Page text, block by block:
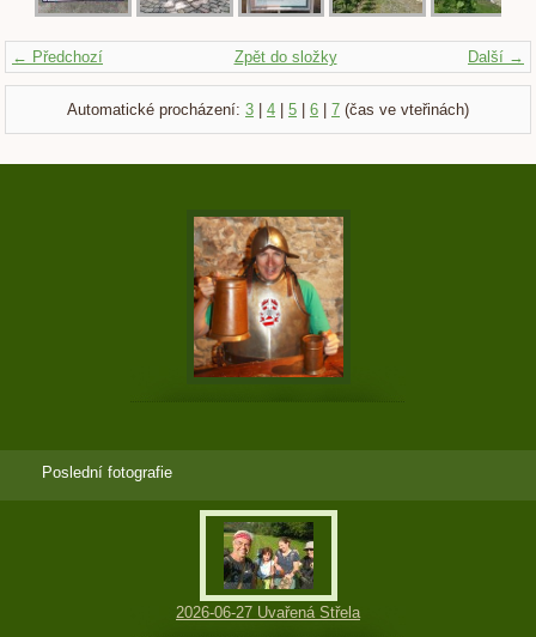
← Předchozí Další →
Zpět do složky
Automatické procházení: 3 | 4 | 5 | 6 | 7 (čas ve vteřinách)
Poslední fotografie
2026-06-27 Uvařená Střela